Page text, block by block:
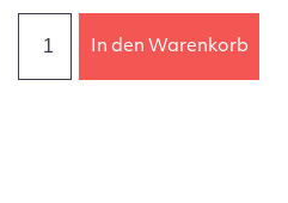
In den Warenkorb